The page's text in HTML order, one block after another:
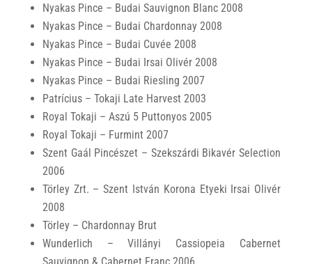
Nyakas Pince – Budai Sauvignon Blanc 2008
Nyakas Pince – Budai Chardonnay 2008
Nyakas Pince – Budai Cuvée 2008
Nyakas Pince – Budai Irsai Olivér 2008
Nyakas Pince – Budai Riesling 2007
Patrícius – Tokaji Late Harvest 2003
Royal Tokaji – Aszú 5 Puttonyos 2005
Royal Tokaji – Furmint 2007
Szent Gaál Pincészet – Szekszárdi Bikavér Selection
2006
Törley Zrt. – Szent István Korona Etyeki Irsai Olivér
2008
Törley – Chardonnay Brut
Wunderlich – Villányi Cassiopeia Cabernet